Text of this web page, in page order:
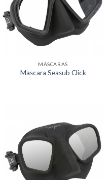
MÁSCARAS
Mascara Seasub Click